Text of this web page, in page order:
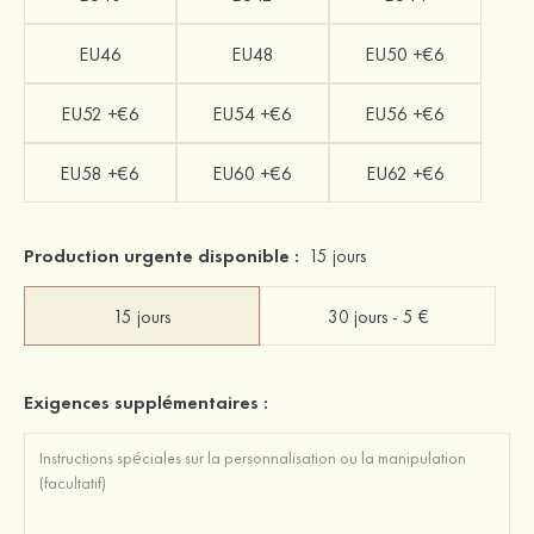
EU46 EU48 EU50 +€6
EU52 +€6 EU54 +€6 EU56 +€6
EU58 +€6 EU60 +€6 EU62 +€6
Production urgente disponible : 15 jours
15 jours 30 jours - 5 €
Exigences supplémentaires :